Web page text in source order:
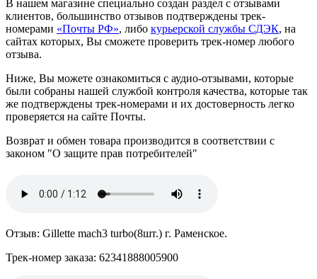
В нашем магазине специально создан раздел с отзывами
клиентов, большинство отзывов подтверждены трек-
номерами «Почты РФ», либо курьерской службы СДЭК, на
сайтах которых, Вы сможете проверить трек-номер любого
отзыва.
Ниже, Вы можете ознакомиться с аудио-отзывами, которые
были собраны нашей службой контроля качества, которые так
же подтверждены трек-номерами и их достоверность легко
проверяется на сайте Почты.
Возврат и обмен товара производится в соответствии с
законом "О защите прав потребителей"
Отзыв: Gillette mach3 turbo(8шт.) г. Раменское.
Трек-номер заказа: 62341888005900